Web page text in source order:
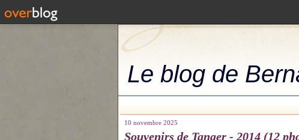
Le blog de
10 novembre 2025
Souvenirs de Tanger - 2014 (12